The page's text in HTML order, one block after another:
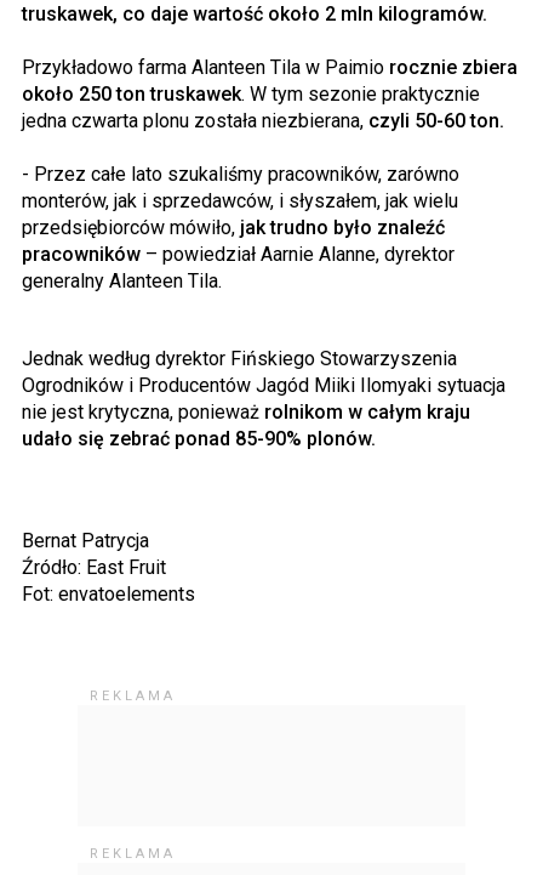
truskawek, co daje wartość około 2 mln kilogramów.
Przykładowo farma Alanteen Tila w Paimio rocznie zbiera
około 250 ton truskawek. W tym sezonie praktycznie
jedna czwarta plonu została niezbierana, czyli 50-60 ton.
- Przez całe lato szukaliśmy pracowników, zarówno
monterów, jak i sprzedawców, i słyszałem, jak wielu
przedsiębiorców mówiło, jak trudno było znaleźć
pracowników – powiedział Aarnie Alanne, dyrektor
generalny Alanteen Tila.
Jednak według dyrektor Fińskiego Stowarzyszenia
Ogrodników i Producentów Jagód Miiki Ilomyaki sytuacja
nie jest krytyczna, ponieważ rolnikom w całym kraju
udało się zebrać ponad 85-90% plonów.
Bernat Patrycja
Źródło: East Fruit
Fot: envatoelements